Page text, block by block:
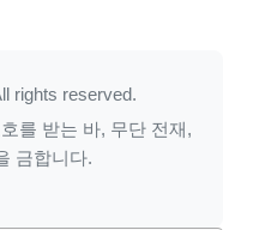
rights reserved.
를 받는 바, 무단 전재,
금합니다.